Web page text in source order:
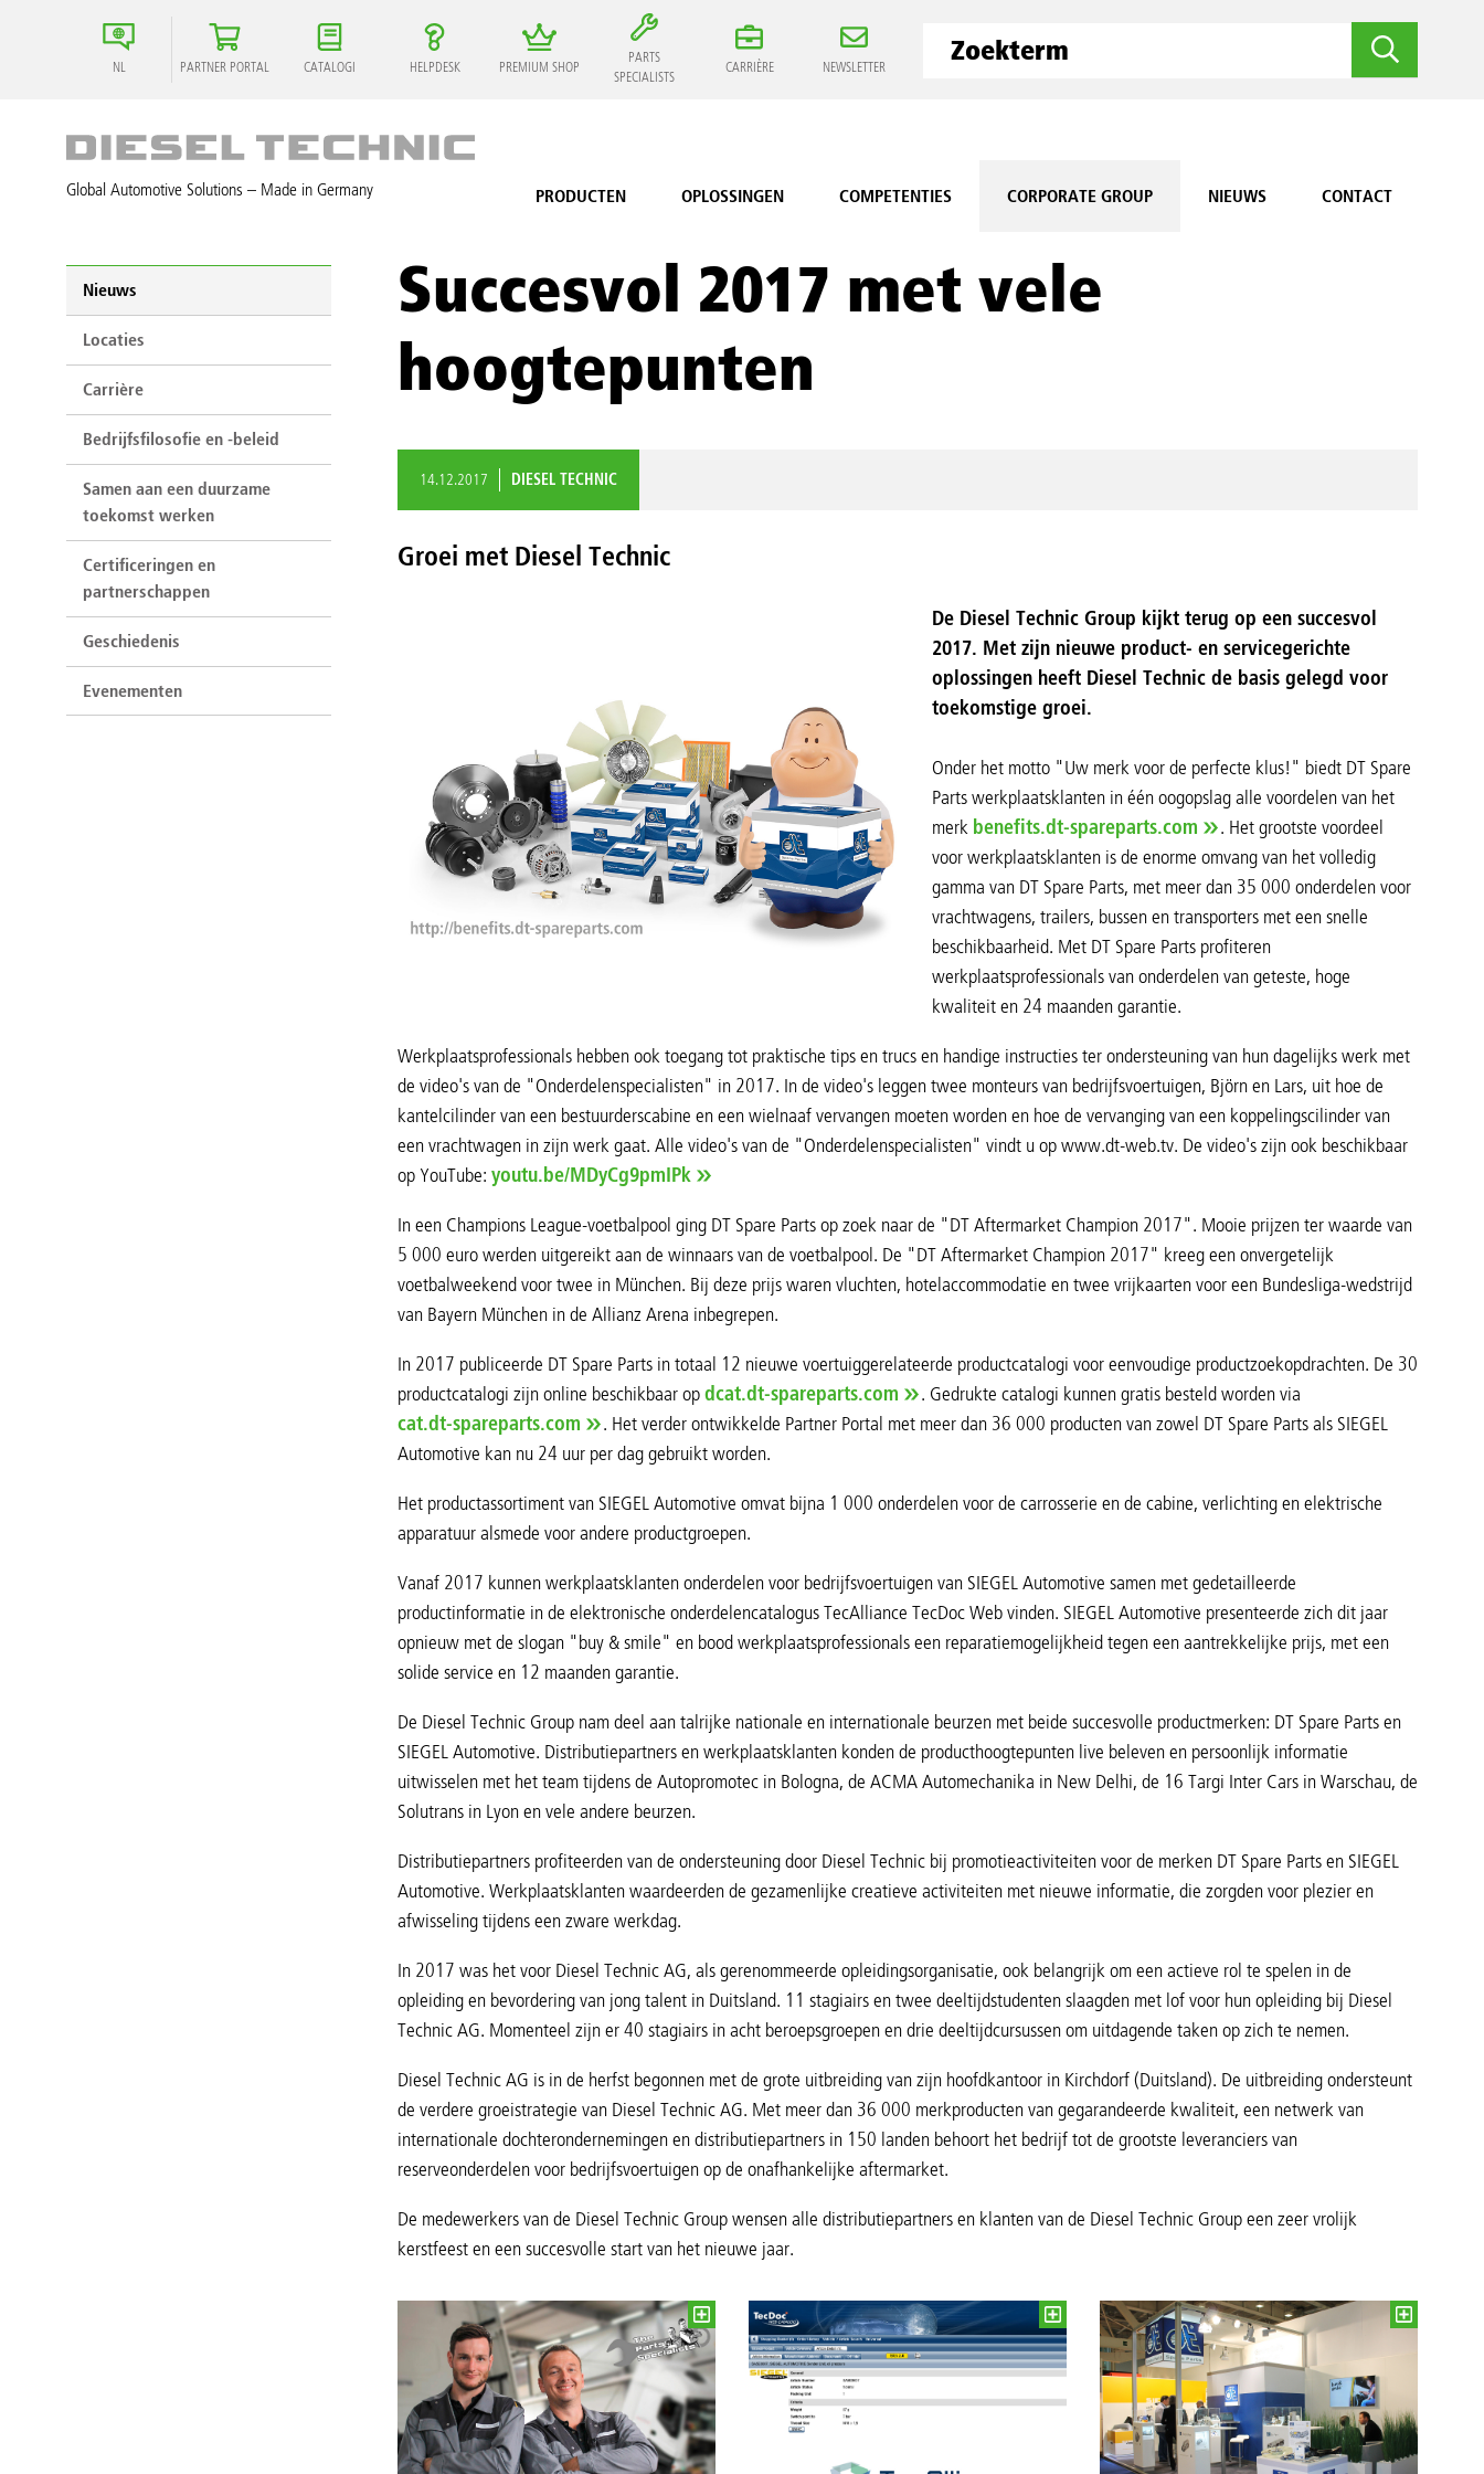
NL PARTNER PORTAL CATALOGI HELPDESK PREMIUM SHOP
PARTS
SPECIALISTS
CARRIÈRE NEWSLETTER
Global Automotive Solutions – Made in Germany PRODUCTEN OPLOSSINGEN COMPETENTIES CORPORATE GROUP NIEUWS CONTACT
Succesvol 2017 met vele
hoogtepunten
14.12.2017 DIESEL TECHNIC
Groei met Diesel Technic
De Diesel Technic Group kijkt terug op een succesvol
2017. Met zijn nieuwe product- en servicegerichte
oplossingen heeft Diesel Technic de basis gelegd voor
toekomstige groei.
Onder het motto "Uw merk voor de perfecte klus!" biedt DT Spare
Parts werkplaatsklanten in één oogopslag alle voordelen van het
merk benefits.dt-spareparts.com
. Het grootste voordeel
voor werkplaatsklanten is de enorme omvang van het volledig
gamma van DT Spare Parts, met meer dan 35 000 onderdelen voor
vrachtwagens, trailers, bussen en transporters met een snelle
beschikbaarheid. Met DT Spare Parts profiteren
werkplaatsprofessionals van onderdelen van geteste, hoge
kwaliteit en 24 maanden garantie.
Werkplaatsprofessionals hebben ook toegang tot praktische tips en trucs en handige instructies ter ondersteuning van hun dagelijks werk met
de video's van de "Onderdelenspecialisten" in 2017. In de video's leggen twee monteurs van bedrijfsvoertuigen, Björn en Lars, uit hoe de
kantelcilinder van een bestuurderscabine en een wielnaaf vervangen moeten worden en hoe de vervanging van een koppelingscilinder van
een vrachtwagen in zijn werk gaat. Alle video's van de "Onderdelenspecialisten" vindt u op www.dt-web.tv. De video's zijn ook beschikbaar
op YouTube: youtu.be/MDyCg9pmIPk
In een Champions League-voetbalpool ging DT Spare Parts op zoek naar de "DT Aftermarket Champion 2017". Mooie prijzen ter waarde van
5 000 euro werden uitgereikt aan de winnaars van de voetbalpool. De "DT Aftermarket Champion 2017" kreeg een onvergetelijk
voetbalweekend voor twee in München. Bij deze prijs waren vluchten, hotelaccommodatie en twee vrijkaarten voor een Bundesliga-wedstrijd
van Bayern München in de Allianz Arena inbegrepen.
In 2017 publiceerde DT Spare Parts in totaal 12 nieuwe voertuiggerelateerde productcatalogi voor eenvoudige productzoekopdrachten. De 30
productcatalogi zijn online beschikbaar opdcat.dt-spareparts.com
. Gedrukte catalogi kunnen gratis besteld worden via
cat.dt-spareparts.com
. Het verder ontwikkelde Partner Portal met meer dan 36 000 producten van zowel DT Spare Parts als SIEGEL
Automotive kan nu 24 uur per dag gebruikt worden.
Het productassortiment van SIEGEL Automotive omvat bijna 1 000 onderdelen voor de carrosserie en de cabine, verlichting en elektrische
apparatuur alsmede voor andere productgroepen.
Vanaf 2017 kunnen werkplaatsklanten onderdelen voor bedrijfsvoertuigen van SIEGEL Automotive samen met gedetailleerde
productinformatie in de elektronische onderdelencatalogus TecAlliance TecDoc Web vinden. SIEGEL Automotive presenteerde zich dit jaar
opnieuw met de slogan "buy & smile" en bood werkplaatsprofessionals een reparatiemogelijkheid tegen een aantrekkelijke prijs, met een
solide service en 12 maanden garantie.
De Diesel Technic Group nam deel aan talrijke nationale en internationale beurzen met beide succesvolle productmerken: DT Spare Parts en
SIEGEL Automotive. Distributiepartners en werkplaatsklanten konden de producthoogtepunten live beleven en persoonlijk informatie
uitwisselen met het team tijdens de Autopromotec in Bologna, de ACMA Automechanika in New Delhi, de 16 Targi Inter Cars in Warschau, de
Solutrans in Lyon en vele andere beurzen.
Distributiepartners profiteerden van de ondersteuning door Diesel Technic bij promotieactiviteiten voor de merken DT Spare Parts en SIEGEL
Automotive. Werkplaatsklanten waardeerden de gezamenlijke creatieve activiteiten met nieuwe informatie, die zorgden voor plezier en
afwisseling tijdens een zware werkdag.
In 2017 was het voor Diesel Technic AG, als gerenommeerde opleidingsorganisatie, ook belangrijk om een actieve rol te spelen in de
opleiding en bevordering van jong talent in Duitsland. 11 stagiairs en twee deeltijdstudenten slaagden met lof voor hun opleiding bij Diesel
Technic AG. Momenteel zijn er 40 stagiairs in acht beroepsgroepen en drie deeltijdcursussen om uitdagende taken op zich te nemen.
Diesel Technic AG is in de herfst begonnen met de grote uitbreiding van zijn hoofdkantoor in Kirchdorf (Duitsland). De uitbreiding ondersteunt
de verdere groeistrategie van Diesel Technic AG. Met meer dan 36 000 merkproducten van gegarandeerde kwaliteit, een netwerk van
internationale dochterondernemingen en distributiepartners in 150 landen behoort het bedrijf tot de grootste leveranciers van
reserveonderdelen voor bedrijfsvoertuigen op de onafhankelijke aftermarket.
De medewerkers van de Diesel Technic Group wensen alle distributiepartners en klanten van de Diesel Technic Group een zeer vrolijk
kerstfeest en een succesvolle start van het nieuwe jaar.
Nieuws
Locaties
Carrière
Bedrijfsfilosofie en -beleid
Samen aan een duurzame
toekomst werken
Certificeringen en
partnerschappen
Geschiedenis
Evenementen